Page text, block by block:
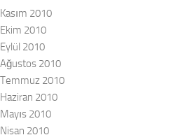
Kasım 2010
Ekim 2010
Eylül 2010
Ağustos 2010
Temmuz 2010
Haziran 2010
Mayıs 2010
Nisan 2010